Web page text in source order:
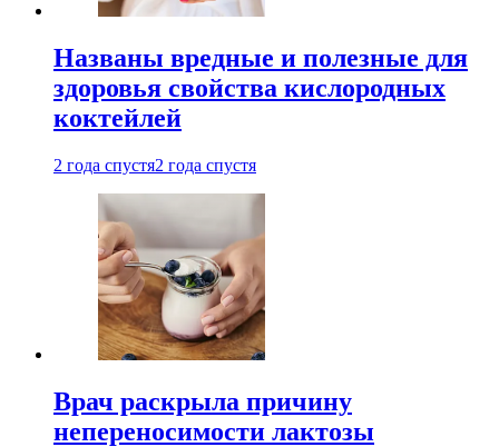
Названы вредные и полезные для
здоровья свойства кислородных
коктейлей
2 года спустя2 года спустя
Врач раскрыла причину
непереносимости лактозы